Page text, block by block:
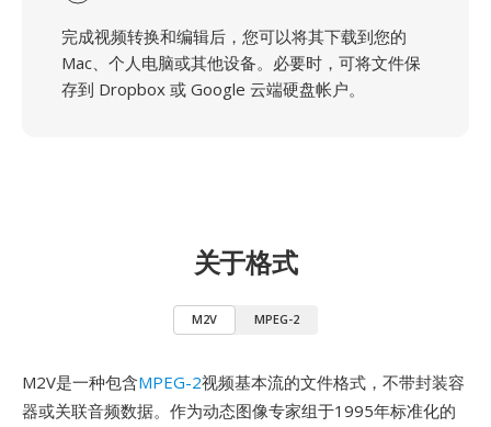
完成视频转换和编辑后，您可以将其下载到您的
Mac、个人电脑或其他设备。必要时，可将文件保
存到 Dropbox 或 Google 云端硬盘帐户。
关于格式
M2V MPEG-2
M2V是一种包含MPEG-2视频基本流的文件格式，不带封装容
器或关联音频数据。作为动态图像专家组于1995年标准化的